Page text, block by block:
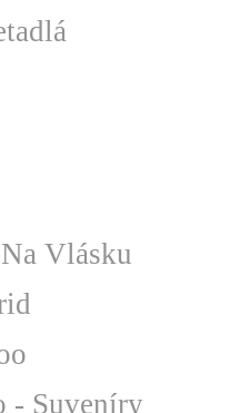
Vlásku
- Suveníry